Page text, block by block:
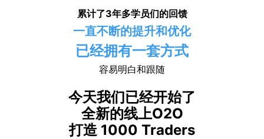
累计了3年多学员们的回馈
一直不断的提升和优化
已经拥有一套方式
容易明白和跟随
今天我们已经开始了
全新的线上O2O
打造 1000 Traders